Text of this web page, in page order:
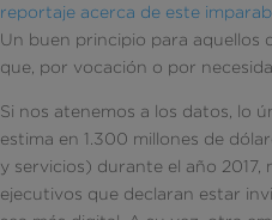
reportaje acerca de este
Un buen principio para aquellos
que, por vocación o por
Si nos atenemos a los datos, lo
estima en 1.300 millones de
y servicios) durante el año
ejecutivos que declaran estar